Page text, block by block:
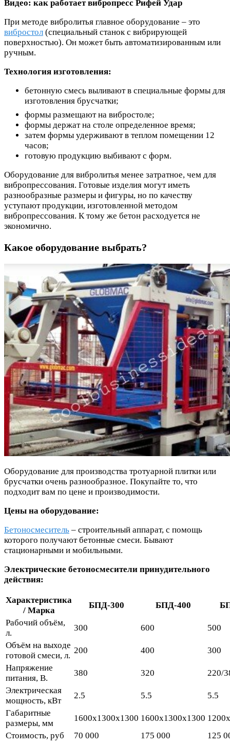
Видео: как работает вибропресс Рифей Удар
При методе вибролитья главное оборудование – это
вибростол (специальный станок с вибрирующей
поверхностью). Он может быть автоматизированным или
ручным.
Технология изготовления:
бетонную смесь выливают в специальные формы для
изготовления брусчатки;
формы размещают на вибростоле;
формы держат на столе определенное время;
затем формы удерживают в теплом помещении 12
часов;
готовую продукцию выбивают с форм.
Оборудование для вибролитья менее затратное, чем для
вибропрессования. Готовые изделия могут иметь
разнообразные размеры и фигуры, но по качеству
уступают продукции, изготовленной методом
вибропрессования. К тому же бетон расходуется не
экономично.
Какое оборудование выбрать?
Оборудование для производства тротуарной плитки или
брусчатки очень разнообразное. Покупайте то, что
подходит вам по цене и производимости.
Цены на оборудование:
Бетоносмеситель – строительный аппарат, с помощь
которого получают бетонные смеси. Бывают
стационарными и мобильными.
Электрические бетоносмесители принудительного
действия:
Характеристика
/ Марка
БПД-300 БПД-400
Рабочий объём,
л.
300 600
500
Объём на выходе
готовой смеси, л.
200 400
300
Напряжение
питания, В.
380 320
220/
Электрическая
мощность, кВт
2.5 5.5
5.5
Габаритные
размеры, мм
1600х1300х1300 1600х1300х1300
Стоимость, руб
70 000 175 000 125